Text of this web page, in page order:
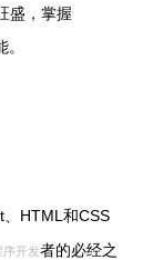
盛，掌握
HTML和CSS
序开发者的必经之